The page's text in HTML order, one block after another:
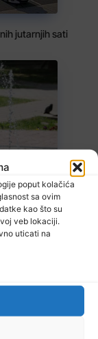
poput kolačića
sa ovim
kao što su
veb lokaciji.
uticati na
jutarnjih sati
šume